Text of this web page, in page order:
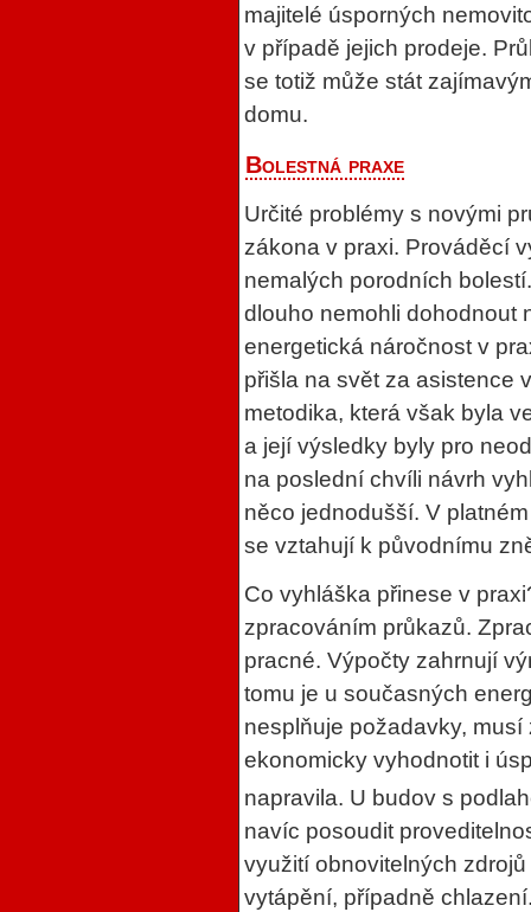
majitelé úsporných
v případě jejich prodeje.
se totiž může stát
domu.
Bolestná praxe
Určité problémy s novými
zákona v praxi. Prováděcí
nemalých porodních
dlouho nemohli dohodnout
energetická náročnost v
přišla na svět za asistence
metodika, která však byla
a její výsledky byly pro
na poslední chvíli návrh
něco jednodušší. V
se vztahují k původnímu
Co vyhláška přinese v
zpracováním průkazů.
pracné. Výpočty zahrnují
tomu je u současných
nesplňuje požadavky,
ekonomicky vyhodnotit i
napravila. U budov s
navíc posoudit
využití obnovitelných
vytápění, případně